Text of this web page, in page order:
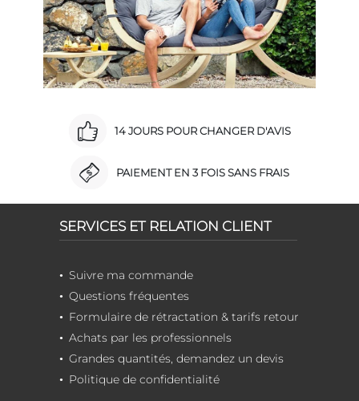
14 JOURS POUR CHANGER D'AVIS
PAIEMENT EN 3 FOIS SANS FRAIS
SERVICES ET RELATION CLIENT
Suivre ma commande
Questions fréquentes
Formulaire de rétractation & tarifs retour
Achats par les professionnels
Grandes quantités, demandez un devis
Politique de confidentialité